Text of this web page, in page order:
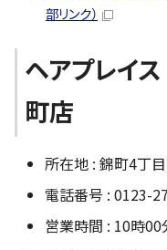
部リンク）
ヘアプレイ
町店
所在地 : 錦町4丁
電話番号 : 0123-
営業時間 : 10時